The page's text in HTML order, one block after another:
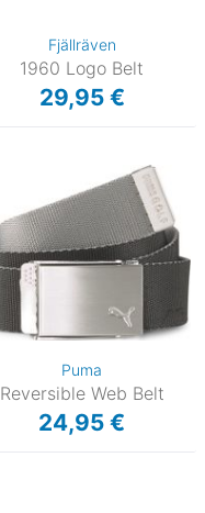
Fjällräven
1960 Logo Belt
29,95 €
Puma
Reversible Web Belt
24,95 €